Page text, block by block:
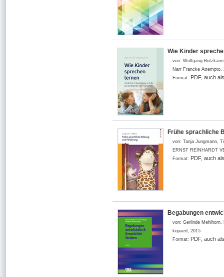
Wie Kinder
von: Wolfgang
Narr Francke Attempto,
Format: PDF, auch
Frühe sprachliche
von: Tanja Jungmann,
ERNST REINHARDT
Format: PDF, auch
Begabungen
von: Gerlinde Mehlhorn,
kopaed, 2015
Format: PDF, auch